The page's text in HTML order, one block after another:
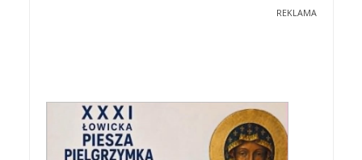
REKLAMA